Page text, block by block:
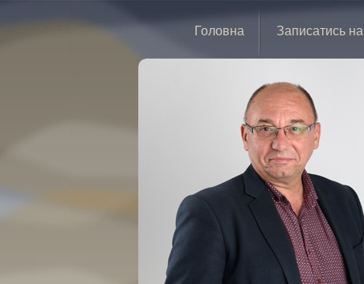
Головна Записатись